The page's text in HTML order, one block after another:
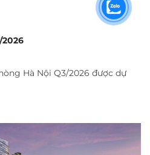
Hà Nội Q3/2026 được dự